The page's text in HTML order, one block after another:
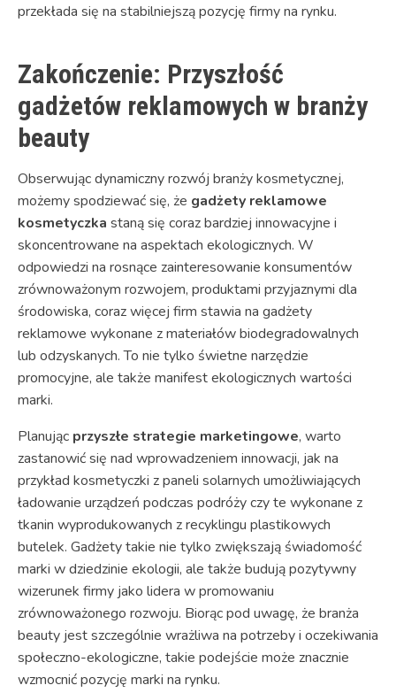
przekłada się na stabilniejszą pozycję firmy na rynku.
Zakończenie: Przyszłość
gadżetów reklamowych w branży
beauty
Obserwując dynamiczny rozwój branży kosmetycznej,
możemy spodziewać się, że gadżety reklamowe
kosmetyczka staną się coraz bardziej innowacyjne i
skoncentrowane na aspektach ekologicznych. W
odpowiedzi na rosnące zainteresowanie konsumentów
zrównoważonym rozwojem, produktami przyjaznymi dla
środowiska, coraz więcej firm stawia na gadżety
reklamowe wykonane z materiałów biodegradowalnych
lub odzyskanych. To nie tylko świetne narzędzie
promocyjne, ale także manifest ekologicznych wartości
marki.
Planując przyszłe strategie marketingowe, warto
zastanowić się nad wprowadzeniem innowacji, jak na
przykład kosmetyczki z paneli solarnych umożliwiających
ładowanie urządzeń podczas podróży czy te wykonane z
tkanin wyprodukowanych z recyklingu plastikowych
butelek. Gadżety takie nie tylko zwiększają świadomość
marki w dziedzinie ekologii, ale także budują pozytywny
wizerunek firmy jako lidera w promowaniu
zrównoważonego rozwoju. Biorąc pod uwagę, że branża
beauty jest szczególnie wrażliwa na potrzeby i oczekiwania
społeczno-ekologiczne, takie podejście może znacznie
wzmocnić pozycję marki na rynku.